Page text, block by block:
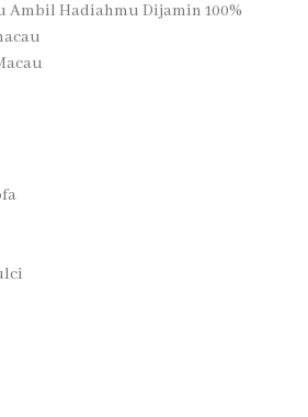
Ambil Hadiahmu Dijamin 100%